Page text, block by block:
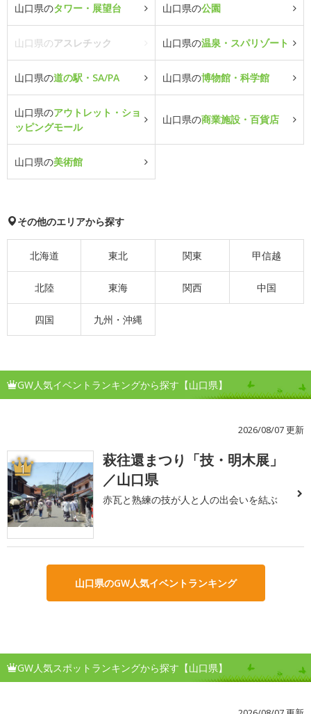
山口県のタワー・展望台 山口県の公園
山口県のアスレチック 山口県の温泉・スパリゾート
山口県の道の駅・SA/PA 山口県の博物館・科学館
山口県のアウトレット・ショ
ッピングモール
山口県の商業施設・百貨店
山口県の美術館
その他のエリアから探す
北海道 東北 関東 甲信越
北陸 東海 関西 中国
四国 九州・沖縄
GW人気イベントランキングから探す【山口県】
2026/08/07 更新
1
萩往還まつり「技・明木展」
／山口県
赤瓦と熟練の技が人と人の出会いを結ぶ
山口県のGW人気イベントランキング
GW人気スポットランキングから探す【山口県】